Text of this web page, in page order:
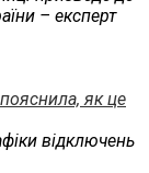
– експерт
як це
відключень